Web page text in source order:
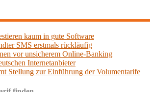
kaum in gute Software
SMS erstmals rückläufig
vor unsicherem Online-Banking
Internetanbieter
Stellung zur Einführung der Volumentarife